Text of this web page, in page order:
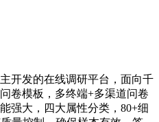
开发的在线调研平台，面向千
卷模板，多终端+多渠道问卷
强大，四大属性分类，80+细